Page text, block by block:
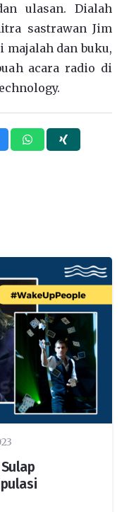
ulasan. Dialah
sastrawan Jim
majalah dan buku,
acara radio di